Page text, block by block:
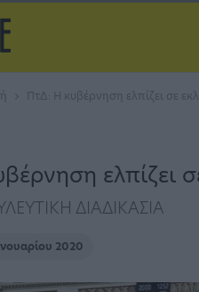
ΠτΔ: Η κυβέρνηση ελπίζει σε
ελπίζει
ΔΙΑΔΙΚΑΣΙΑ
2020